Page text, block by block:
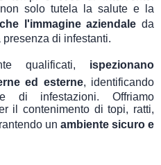
solo tutela la salute e la
l'immagine aziendale da
di infestanti.
qualificati, ispezionano
ed esterne, identificando
di infestazioni. Offriamo
il contenimento di topi, ratti,
un ambiente sicuro e